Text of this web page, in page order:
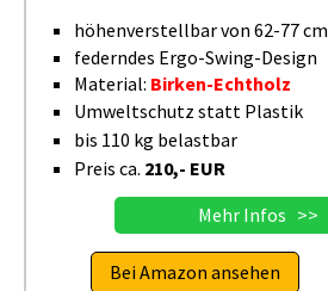
höhenverstellbar von 62-77 cm
federndes Ergo-Swing-Design
Material: Birken-Echtholz
Umweltschutz statt Plastik
bis 110 kg belastbar
Preis ca. 210,- EUR
Mehr Infos >>
Bei Amazon ansehen